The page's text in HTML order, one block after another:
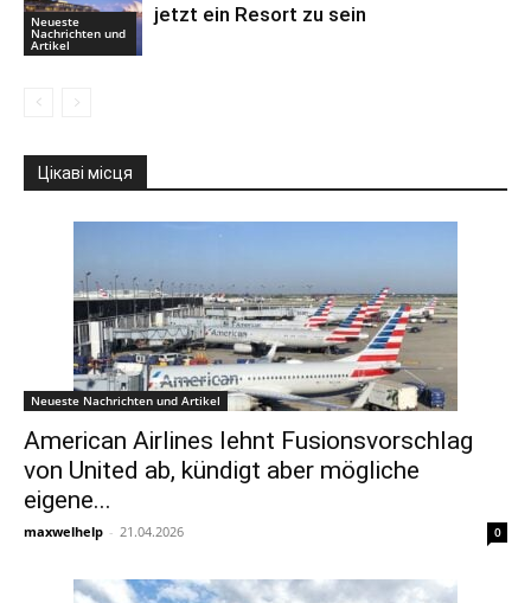
Neueste
Nachrichten und
Artikel
jetzt ein Resort zu sein
Цікаві місця
Neueste Nachrichten und Artikel
American Airlines lehnt Fusionsvorschlag
von United ab, kündigt aber mögliche
eigene...
maxwelhelp - 21.04.2026 0